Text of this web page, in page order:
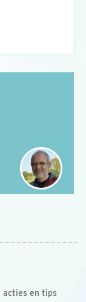
acties en tips